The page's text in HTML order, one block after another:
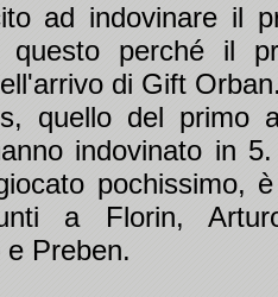
ad indovinare il
questo perché il
di Gift
quello del primo
indovinato in
pochissimo,
a Florin,
Preben.